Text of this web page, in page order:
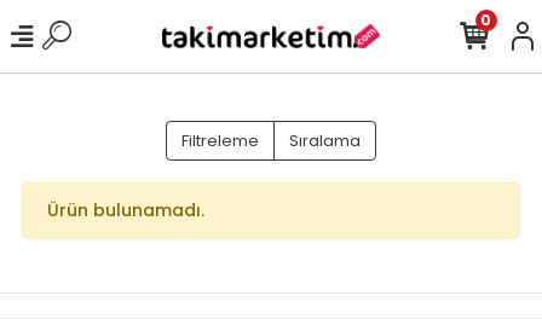
0
Filtreleme Sıralama
Ürün bulunamadı.